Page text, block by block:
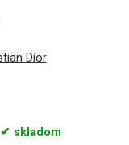
Dior
skladom